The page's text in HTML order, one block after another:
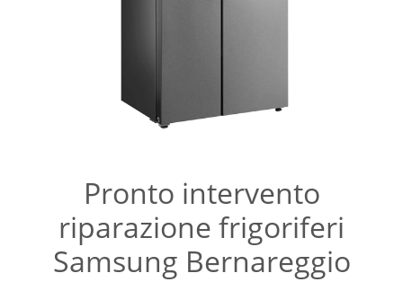
Pronto intervento
riparazione frigoriferi
Samsung Bernareggio